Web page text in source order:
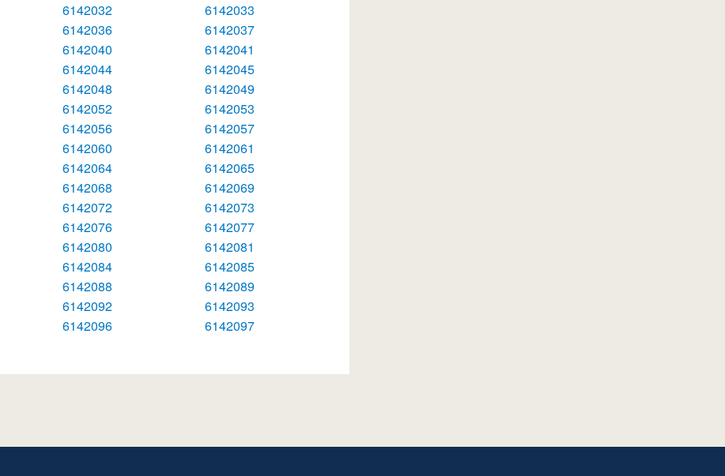
6142032
6142033
6142036
6142037
6142040
6142041
6142044
6142045
6142048
6142049
6142052
6142053
6142056
6142057
6142060
6142061
6142064
6142065
6142068
6142069
6142072
6142073
6142076
6142077
6142080
6142081
6142084
6142085
6142088
6142089
6142092
6142093
6142096
6142097